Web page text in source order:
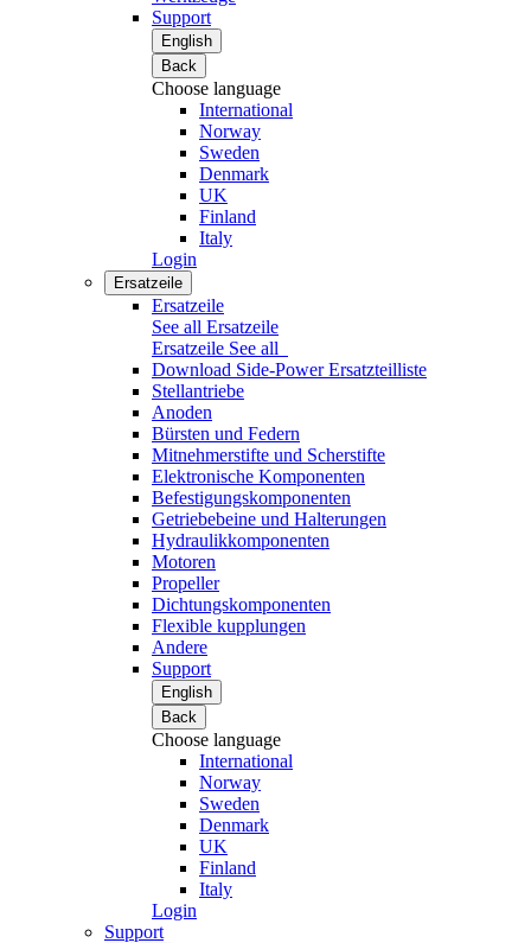
Support
English
Back
Choose language
International
Norway
Sweden
Denmark
UK
Finland
Italy
Login
Ersatzeile
Ersatzeile
See all Ersatzeile
Ersatzeile See all
Download Side-Power Ersatzteilliste
Stellantriebe
Anoden
Bürsten und Federn
Mitnehmerstifte und Scherstifte
Elektronische Komponenten
Befestigungskomponenten
Getriebebeine und Halterungen
Hydraulikkomponenten
Motoren
Propeller
Dichtungskomponenten
Flexible kupplungen
Andere
Support
English
Back
Choose language
International
Norway
Sweden
Denmark
UK
Finland
Italy
Login
Support